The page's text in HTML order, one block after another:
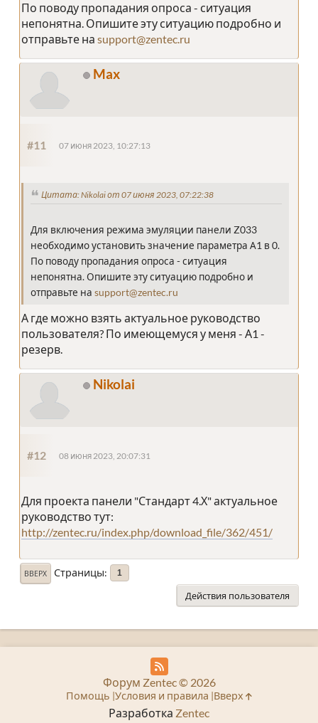
По поводу пропадания опроса - ситуация
непонятна. Опишите эту ситуацию подробно и
отправьте на support@zentec.ru
Max
#11 07 июня 2023, 10:27:13
Цитата: Nikolai от 07 июня 2023, 07:22:38
Для включения режима эмуляции панели Z033
необходимо установить значение параметра А1 в 0.
По поводу пропадания опроса - ситуация
непонятна. Опишите эту ситуацию подробно и
отправьте на support@zentec.ru
А где можно взять актуальное руководство
пользователя? По имеющемуся у меня - А1 -
резерв.
Nikolai
#12 08 июня 2023, 20:07:31
Для проекта панели "Стандарт 4.Х" актуальное
руководство тут:
http://zentec.ru/index.php/download_file/362/451/
ВВЕРХ Страницы 1
Действия пользователя
Разработка Zentec
Форум Zentec © 2026
Помощь Условия и правила Вверх